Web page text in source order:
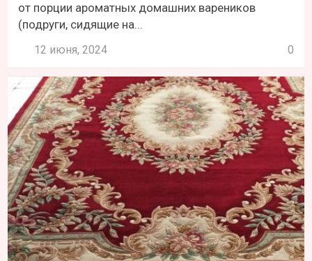
от порции ароматных домашних вареников
(подруги, сидящие на...
12 июня, 2024 0